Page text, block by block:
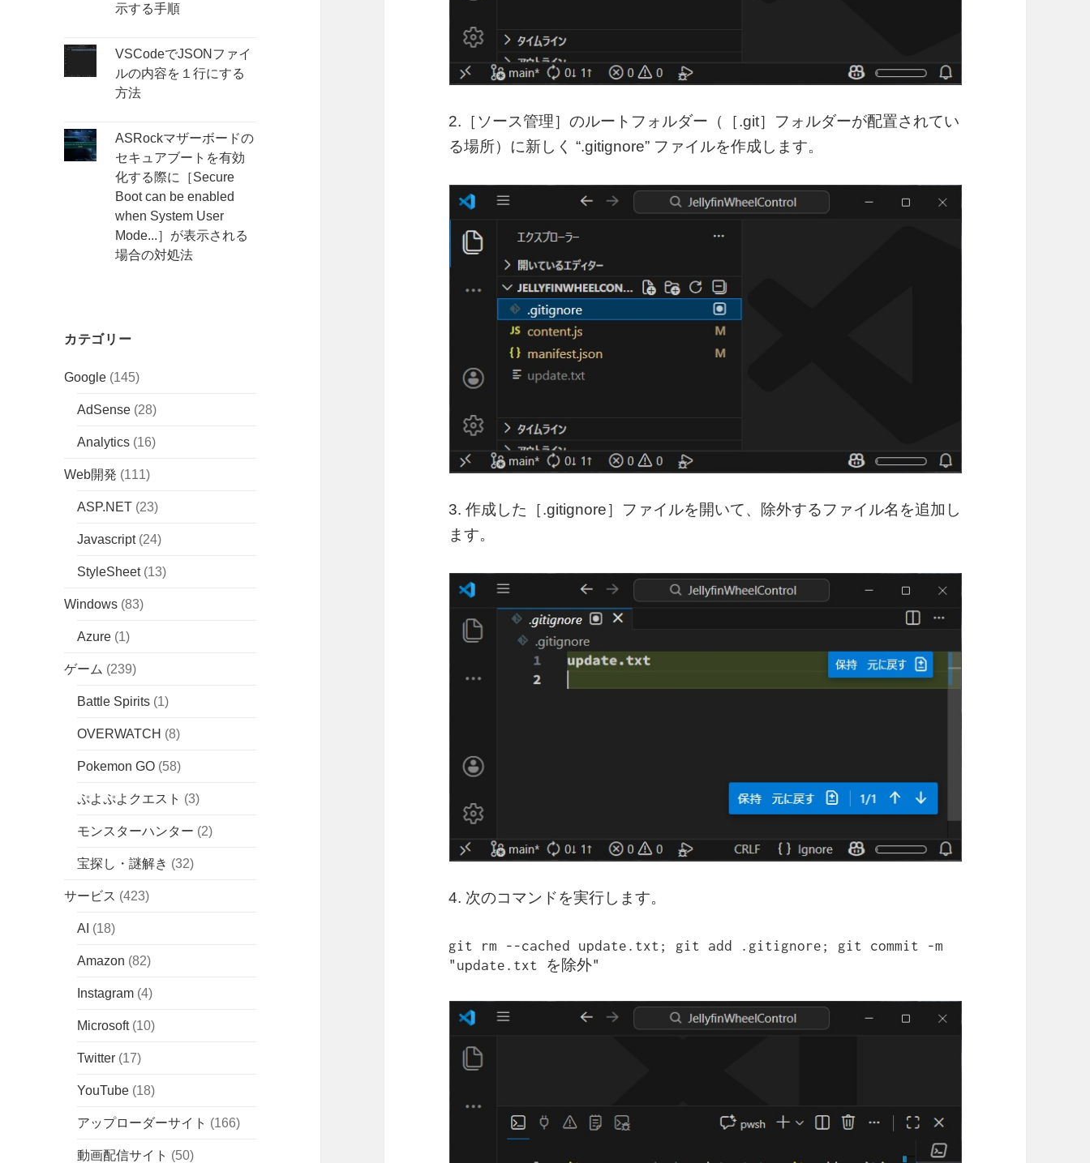
示する手順
VSCodeでJSONファイ
ルの内容を１行にする
方法
ASRockマザーボードの
セキュアブートを有効
化する際に［Secure
Boot can be enabled
when System User
Mode...］が表示される
場合の対処法
カテゴリー
Google (145)
AdSense (28)
Analytics (16)
Web開発 (111)
ASP.NET (23)
Javascript(24)
StyleSheet(13)
Windows (83)
Azure (1)
ゲーム (239)
Battle Spirits (1)
OVERWATCH (8)
Pokemon GO (58)
ぷよぷよクエスト (3)
モンスターハンター (2)
宝探し・謎解き (32)
サービス (423)
AI (18)
Amazon (82)
Instagram (4)
Microsoft(10)
Twitter (17)
YouTube (18)
アップローダーサイト (166)
動画配信サイト (50)
2.［ソース管理］のルートフォルダー（［.git］フォルダーが配置されてい
る場所）に新しく “.gitignore” ファイルを作成します。
3. 作成した［.gitignore］ファイルを開いて、除外するファイル名を追加し
ます。
4. 次のコマンドを実行します。
git rm --cached update.txt; git add .gitignore; git commit -m
"update.txt を除外"